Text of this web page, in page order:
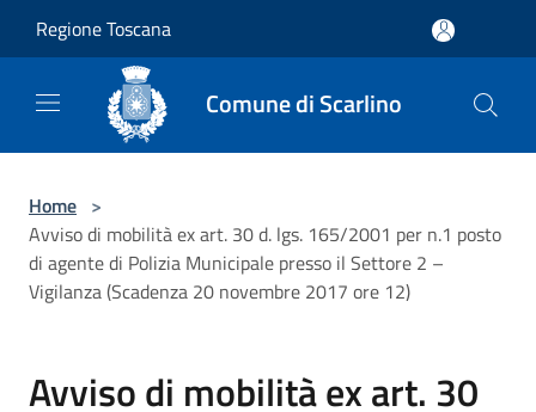
Regione Toscana
Comune di Scarlino
Home >
Avviso di mobilità ex art. 30 d. lgs. 165/2001 per n.1 posto
di agente di Polizia Municipale presso il Settore 2 –
Vigilanza (Scadenza 20 novembre 2017 ore 12)
Avviso di mobilità ex art. 30